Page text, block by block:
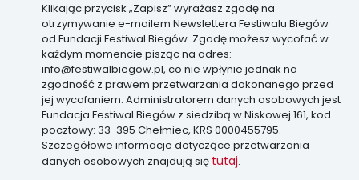
Klikając przycisk „Zapisz” wyrażasz zgodę na
otrzymywanie e-mailem Newslettera Festiwalu Biegów
od Fundacji Festiwal Biegów. Zgodę możesz wycofać w
każdym momencie pisząc na adres:
info@festiwalbiegow.pl, co nie wpłynie jednak na
zgodność z prawem przetwarzania dokonanego przed
jej wycofaniem. Administratorem danych osobowych jest
Fundacja Festiwal Biegów z siedzibą w Niskowej 161, kod
pocztowy: 33-395 Chełmiec, KRS 0000455795.
Szczegółowe informacje dotyczące przetwarzania
danych osobowych znajdują się tutaj.